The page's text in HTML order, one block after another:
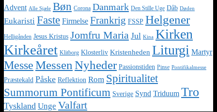
Advent Alle Sjæle Bøn Corona Danmark Den Stille Uge Dåb Døden
Eukaristi Faste Firmelse Frankrig FSSP Helgener
Helligånden Jesus Kristus Jomfru Maria Jul Kina Kirken
Kirkeåret Klitborg Klosterliv Kristenheden Liturgi Martyr
MesseMessen Nyheder Passionstiden Pinse Pontifikalmesse
Præstekald Påske Reflektion Rom Spiritualitet
Summorum Pontificum Sverige Synd Triduum Tro
Tyskland Unge Valfart